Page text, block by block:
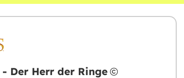
Der Herr der Ringe